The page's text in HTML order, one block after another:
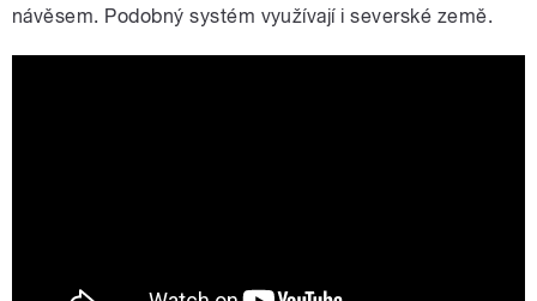
návěsem. Podobný systém využívají i severské země.